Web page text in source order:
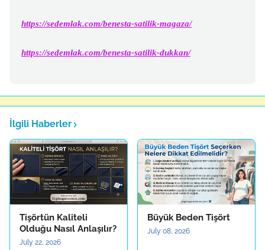
https://sedemlak.com/benesta-satilik-magaza/
https://sedemlak.com/benesta-satilik-dukkan/
İlgili Haberler
Tişörtün Kaliteli
Olduğu Nasıl Anlaşılır?
July 22, 2026
Büyük Beden Tişört
July 08, 2026